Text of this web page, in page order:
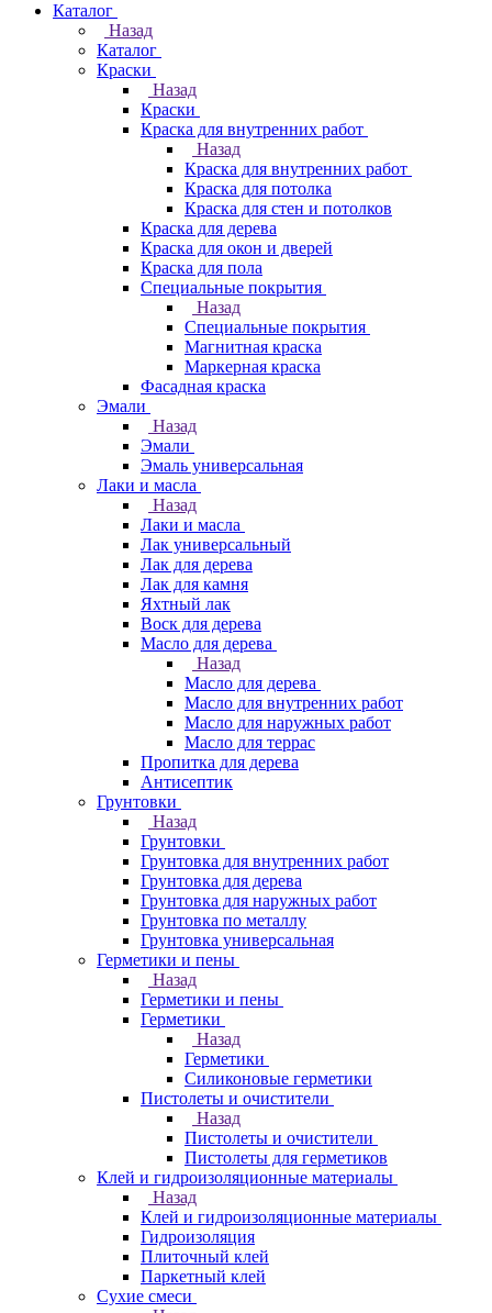
Каталог
Назад
Каталог
Краски
Назад
Краски
Краска для внутренних работ
Назад
Краска для внутренних работ
Краска для потолка
Краска для стен и потолков
Краска для дерева
Краска для окон и дверей
Краска для пола
Специальные покрытия
Назад
Специальные покрытия
Магнитная краска
Маркерная краска
Фасадная краска
Эмали
Назад
Эмали
Эмаль универсальная
Лаки и масла
Назад
Лаки и масла
Лак универсальный
Лак для дерева
Лак для камня
Яхтный лак
Воск для дерева
Масло для дерева
Назад
Масло для дерева
Масло для внутренних работ
Масло для наружных работ
Масло для террас
Пропитка для дерева
Антисептик
Грунтовки
Назад
Грунтовки
Грунтовка для внутренних работ
Грунтовка для дерева
Грунтовка для наружных работ
Грунтовка по металлу
Грунтовка универсальная
Герметики и пены
Назад
Герметики и пены
Герметики
Назад
Герметики
Силиконовые герметики
Пистолеты и очистители
Назад
Пистолеты и очистители
Пистолеты для герметиков
Клей и гидроизоляционные материалы
Назад
Клей и гидроизоляционные материалы
Гидроизоляция
Плиточный клей
Паркетный клей
Сухие смеси